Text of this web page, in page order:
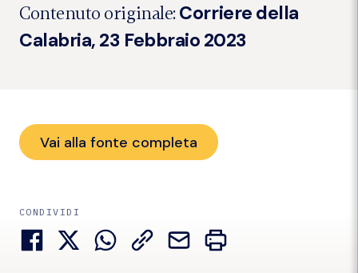
Contenuto originale:Corriere della
Calabria, 23 Febbraio 2023
Vai alla fonte completa
CONDIVIDI